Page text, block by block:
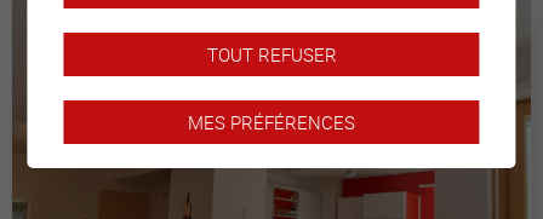
TOUT REFUSER
MES PRÉFÉRENCES